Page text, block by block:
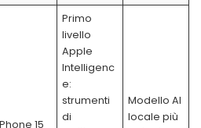
15
Primo
livello
Apple
Intelligenc
e:
strumenti
di
Modello AI
locale più